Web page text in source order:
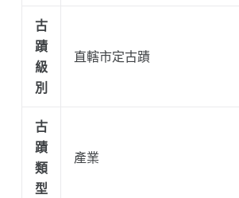
古
蹟
級
別
直轄市定古蹟
古
蹟
類
型
產業